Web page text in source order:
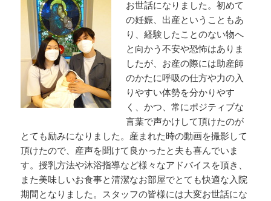
お世話になりました。初めて
の妊娠、出産ということもあ
り、経験したことのない物へ
と向かう不安や恐怖はありま
したが、お産の際には助産師
のかたに呼吸の仕方や力の入
りやすい体勢を分かりやす
く、かつ、常にポジティブな
言葉で声かけして頂けたのが
とても励みになりました。産まれた時の動画を撮影して
頂けたので、産声を聞けて良かったと夫も喜んでいま
す。授乳方法や沐浴指導など様々なアドバイスを頂き、
また美味しいお食事と清潔なお部屋でとても快適な入院
期間となりました。スタッフの皆様には大変お世話にな